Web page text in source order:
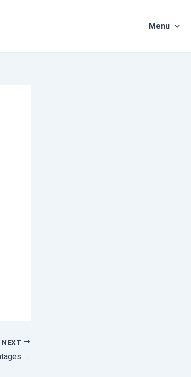
Menu
NEXT
RAS technology and its advantages & disadvantages.